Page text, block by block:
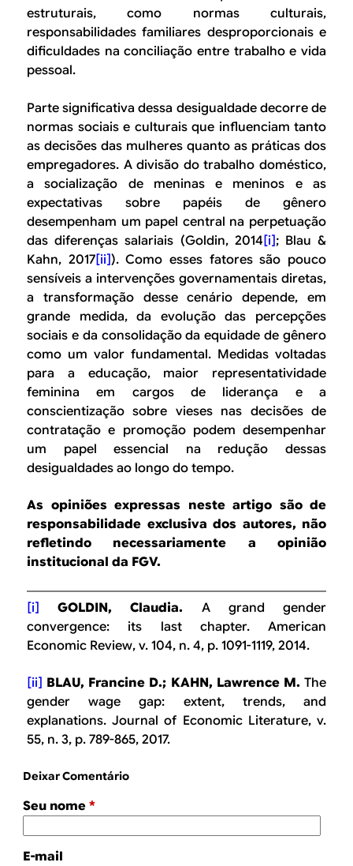
estruturais, como normas culturais,
responsabilidades familiares desproporcionais e
dificuldades na conciliação entre trabalho e vida
pessoal.
Parte significativa dessa desigualdade decorre de
normas sociais e culturais que influenciam tanto
as decisões das mulheres quanto as práticas dos
empregadores. A divisão do trabalho doméstico,
a socialização de meninas e meninos e as
expectativas sobre papéis de gênero
desempenham um papel central na perpetuação
das diferenças salariais (Goldin, 2014[i]; Blau &
Kahn, 2017[ii]). Como esses fatores são pouco
sensíveis a intervenções governamentais diretas,
a transformação desse cenário depende, em
grande medida, da evolução das percepções
sociais e da consolidação da equidade de gênero
como um valor fundamental. Medidas voltadas
para a educação, maior representatividade
feminina em cargos de liderança e a
conscientização sobre vieses nas decisões de
contratação e promoção podem desempenhar
um papel essencial na redução dessas
desigualdades ao longo do tempo.
As opiniões expressas neste artigo são de
responsabilidade exclusiva dos autores, não
refletindo necessariamente a opinião
institucional da FGV.
[i] GOLDIN, Claudia. A grand gender
convergence: its last chapter. American
Economic Review, v. 104, n. 4, p. 1091-1119, 2014.
[ii] BLAU, Francine D.; KAHN, Lawrence M. The
gender wage gap: extent, trends, and
explanations.Journal of Economic Literature, v.
55, n. 3, p. 789-865, 2017.
Deixar Comentário
Seu nome *
E-mail